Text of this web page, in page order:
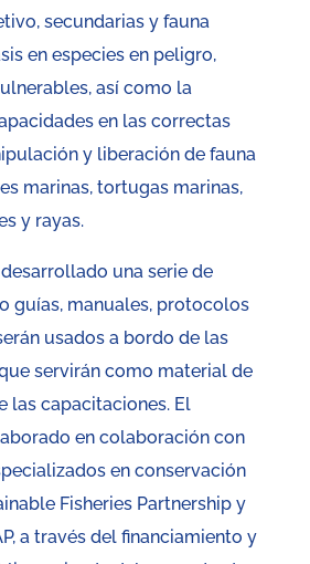
secundarias y fauna
en especies en peligro,
así como la
en las correctas
y liberación de fauna
marinas, tortugas marinas,
y rayas.
una serie de
guías, manuales, protocolos
usados a bordo de las
servirán como material de
las capacitaciones. El
en colaboración con
en conservación
Fisheries Partnership y
a través del financiamiento y